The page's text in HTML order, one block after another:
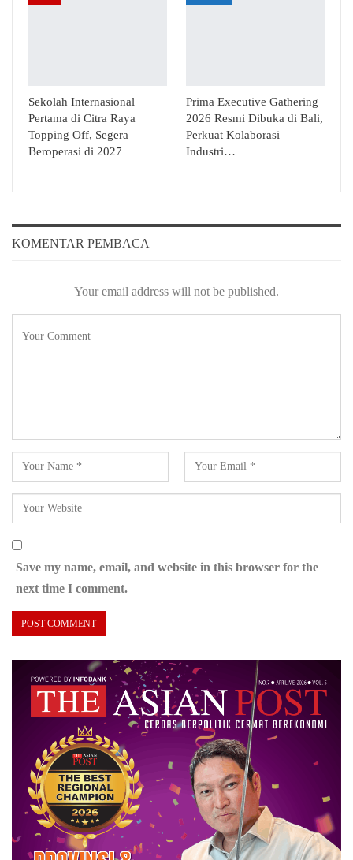
Sekolah Internasional
Pertama di Citra Raya
Topping Off, Segera
Beroperasi di 2027
Prima Executive Gathering
2026 Resmi Dibuka di Bali,
Perkuat Kolaborasi
Industri…
KOMENTAR PEMBACA
Your email address will not be published.
Save my name, email, and website in this browser for the
next time I comment.